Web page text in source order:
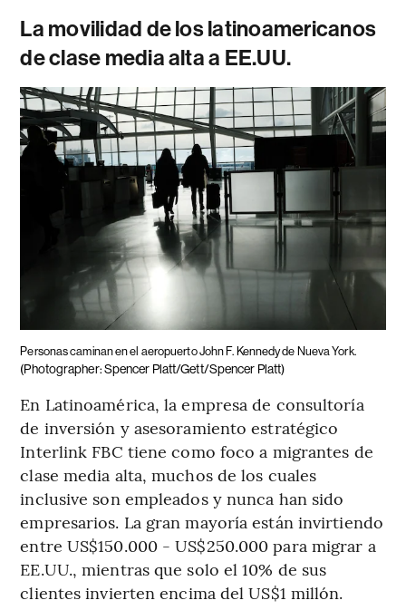
La movilidad de los latinoamericanos
de clase media alta a EE.UU.
Personas caminan en el aeropuerto John F. Kennedy de Nueva York.
(Photographer: Spencer Platt/Gett/Spencer Platt)
En Latinoamérica, la empresa de consultoría
de inversión y asesoramiento estratégico
Interlink FBC tiene como foco a migrantes de
clase media alta, muchos de los cuales
inclusive son empleados y nunca han sido
empresarios. La gran mayoría están invirtiendo
entre US$150.000 - US$250.000 para migrar a
EE.UU., mientras que solo el 10% de sus
clientes invierten encima del US$1 millón.